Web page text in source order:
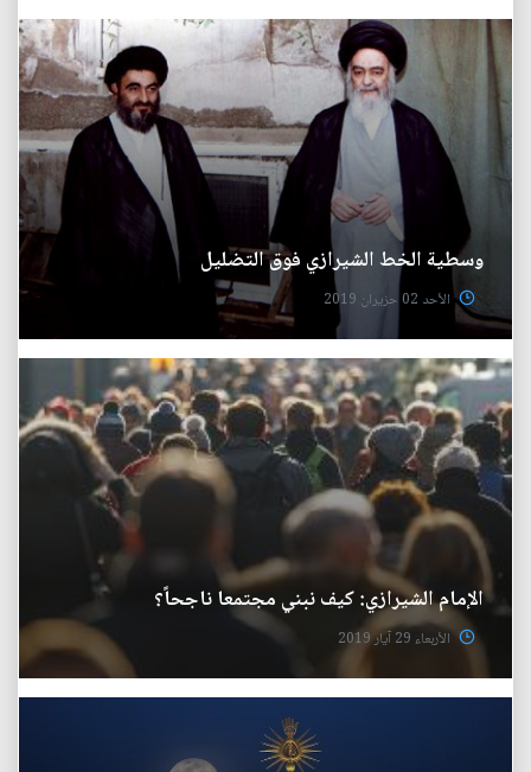
وسطية الخط الشيرازي فوق التضليل
الأحد 02 حزيران 2019
الإمام الشيرازي: كيف نبني مجتمعا ناجحاً؟
الأربعاء 29 آيار 2019